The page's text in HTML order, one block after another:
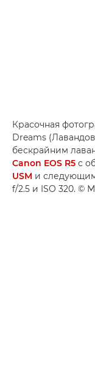
Красочная
Dreams
бескрайним
Canon EOS R5 с
USM и
f/2.5 и ISO 320. ©